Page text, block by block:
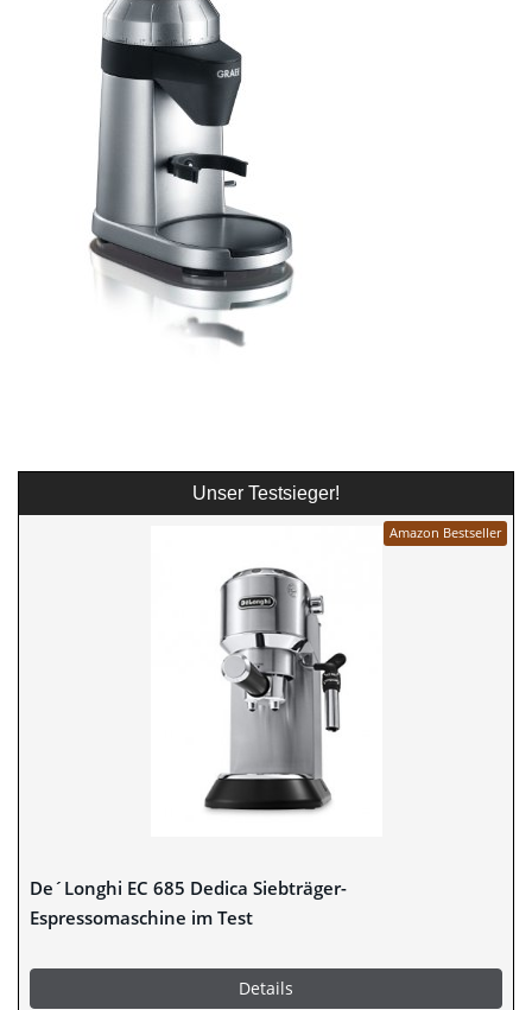
Unser Testsieger!
Amazon Bestseller
De´Longhi EC 685 Dedica Siebträger-
Espressomaschine im Test
Details